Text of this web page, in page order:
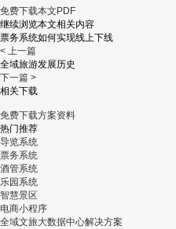
免费下载本文PDF
继续浏览本文相关内容
票务系统如何实现线上下线
< 上一篇
全域旅游发展历史
下一篇 >
相关下载
免费下载方案资料
热门推荐
导览系统
票务系统
酒管系统
乐园系统
智慧景区
电商小程序
全域文旅大数据中心解决方案